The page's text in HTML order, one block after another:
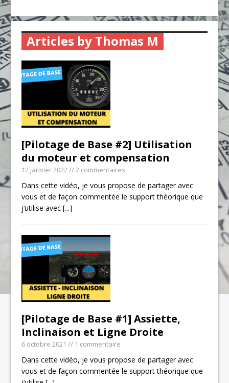
Articles by Thomas M
[Pilotage de Base #2] Utilisation
du moteur et compensation
12 janvier 2022// 2 commentaires
Dans cette vidéo, je vous propose de partager avec
vous et de façon commentée le support théorique que
j’utilise avec[...]
[Pilotage de Base #1] Assiette,
Inclinaison et Ligne Droite
6 octobre 2021 // 1 commentaire
Dans cette vidéo, je vous propose de partager avec
vous et de façon commentée le support théorique que